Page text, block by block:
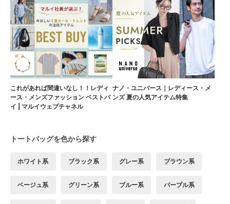
これがあれば間違いなし！！レディ
ース・メンズファッション ベストバ
イ | マルイウェブチャネル
ナノ・ユニバース｜レディース・メ
ンズ 夏の人気アイテム特集
トートバッグを色から探す
ホワイト系 ブラック系 グレー系 ブラウン系
ベージュ系 グリーン系 ブルー系 パープル系